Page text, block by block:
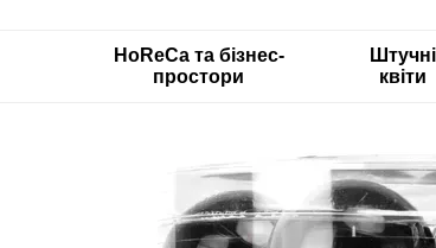
HoReCa та бізнес-
простори
Штучні
квіти